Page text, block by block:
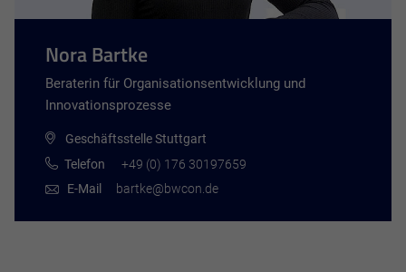
Nora Bartke
Beraterin für Organisationsentwicklung und
Innovationsprozesse
Geschäftsstelle Stuttgart
Telefon
+49 (0) 176 30197659
E-Mail
bartke@bwcon.de